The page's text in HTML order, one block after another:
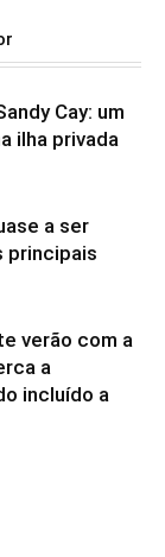
Cay: um
ilha privada
a ser
principais
verão com a
a
incluído a